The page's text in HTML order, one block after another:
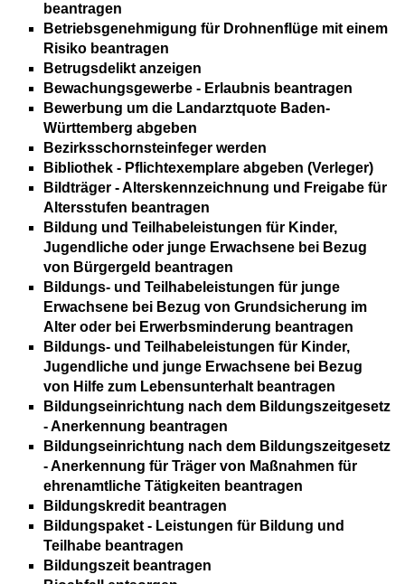
beantragen
Betriebsgenehmigung für Drohnenflüge mit einem
Risiko beantragen
Betrugsdelikt anzeigen
Bewachungsgewerbe - Erlaubnis beantragen
Bewerbung um die Landarztquote Baden-
Württemberg abgeben
Bezirksschornsteinfeger werden
Bibliothek - Pflichtexemplare abgeben (Verleger)
Bildträger - Alterskennzeichnung und Freigabe für
Altersstufen beantragen
Bildung und Teilhabeleistungen für Kinder,
Jugendliche oder junge Erwachsene bei Bezug
von Bürgergeld beantragen
Bildungs- und Teilhabeleistungen für junge
Erwachsene bei Bezug von Grundsicherung im
Alter oder bei Erwerbsminderung beantragen
Bildungs- und Teilhabeleistungen für Kinder,
Jugendliche und junge Erwachsene bei Bezug
von Hilfe zum Lebensunterhalt beantragen
Bildungseinrichtung nach dem Bildungszeitgesetz
- Anerkennung beantragen
Bildungseinrichtung nach dem Bildungszeitgesetz
- Anerkennung für Träger von Maßnahmen für
ehrenamtliche Tätigkeiten beantragen
Bildungskredit beantragen
Bildungspaket - Leistungen für Bildung und
Teilhabe beantragen
Bildungszeit beantragen